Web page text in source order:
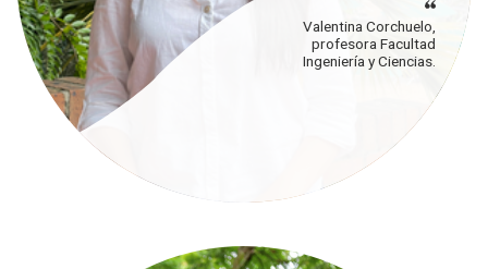
Valentina Corchuelo,
profesora Facultad
Ingeniería y Ciencias.